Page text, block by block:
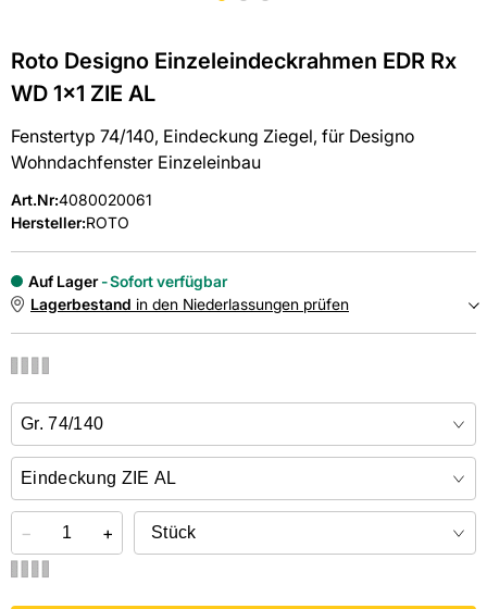
Roto Designo Einzeleindeckrahmen EDR Rx
WD 1x1 ZIE AL
Fenstertyp 74/140, Eindeckung Ziegel, für Designo
Wohndachfenster Einzeleinbau
Art.Nr:4080020061
Hersteller:ROTO
Auf Lager
Sofort verfügbar
Lagerbestand in den Niederlassungen prüfen
Online kaufen &
− +